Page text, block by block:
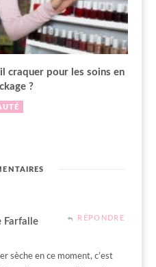
craquer pour les soins en
?
Farfalle RÉPONDRE
sèche en ce moment, c’est